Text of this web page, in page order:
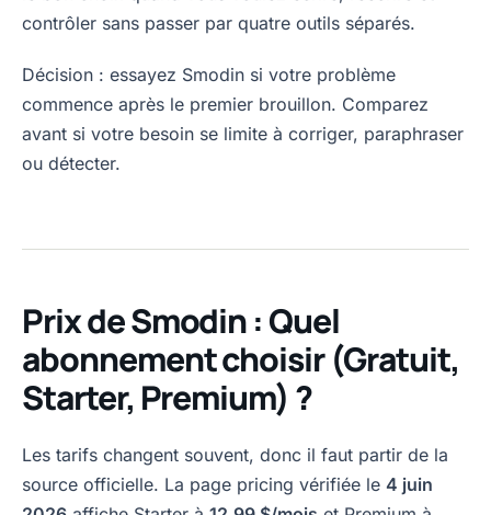
contrôler sans passer par quatre outils séparés.
Décision : essayez Smodin si votre problème
commence après le premier brouillon. Comparez
avant si votre besoin se limite à corriger, paraphraser
ou détecter.
Prix de Smodin : Quel
abonnement choisir (Gratuit,
Starter, Premium) ?
Les tarifs changent souvent, donc il faut partir de la
source officielle. La page pricing vérifiée le 4 juin